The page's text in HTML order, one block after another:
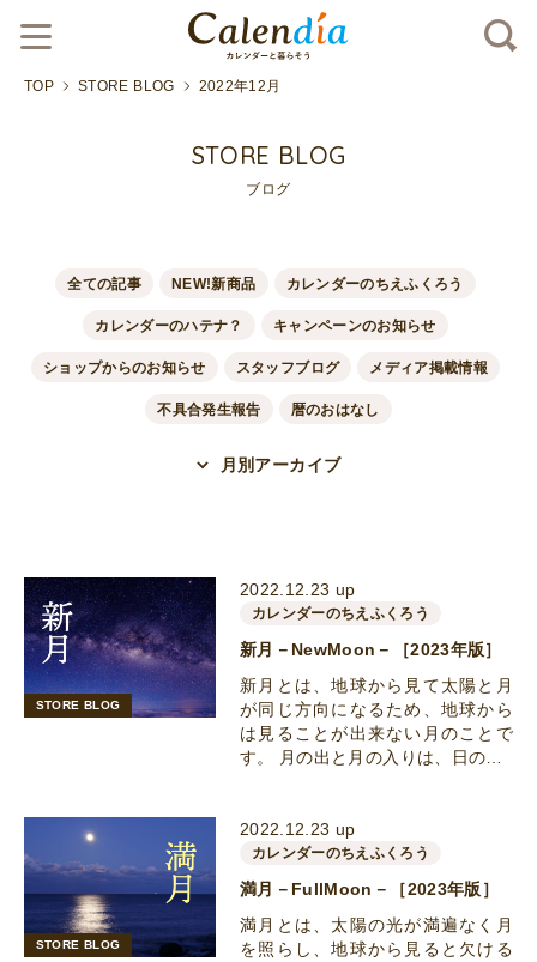
TOP STORE BLOG 2022年12月
STORE BLOG
ブログ
全ての記事 NEW!新商品 カレンダーのちえふくろう
カレンダーのハテナ？ キャンペーンのお知らせ
ショップからのお知らせ スタッフブログ メディア掲載情報
不具合発生報告 暦のおはなし
月別アーカイブ
STORE BLOG
2022.12.23 up
カレンダーのちえふくろう
新月－NewMoon－［2023年版］
新月とは、地球から見て太陽と月
が同じ方向になるため、地球から
は見ることが出来ない月のことで
す。 月の出と月の入りは、日の…
STORE BLOG
2022.12.23 up
カレンダーのちえふくろう
満月－FullMoon－［2023年版］
満月とは、太陽の光が満遍なく月
を照らし、地球から見ると欠ける